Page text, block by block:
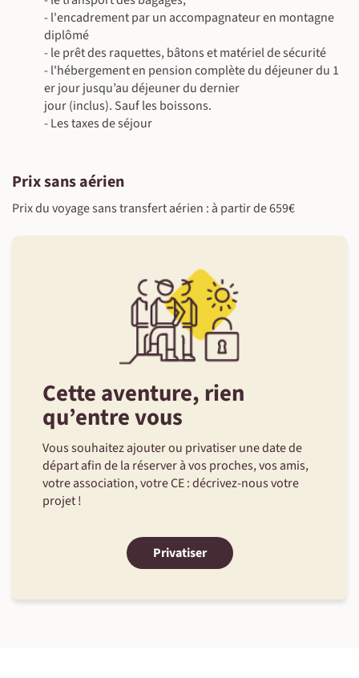
©
- l'encadrement par un accompagnateur en montagne
diplômé
- le prêt des raquettes, bâtons et matériel de sécurité
- l'hébergement en pension complète du déjeuner du 1
er jour jusqu’au déjeuner du dernier
jour (inclus). Sauf les boissons.
- Les taxes de séjour
Prix sans aérien
Prix du voyage sans transfert aérien : à partir de 659€
Cette aventure, rien
qu’entre vous
Vous souhaitez ajouter ou privatiser une date de
départ afin de la réserver à vos proches, vos amis,
votre association, votre CE : décrivez-nous votre
projet !
Privatiser